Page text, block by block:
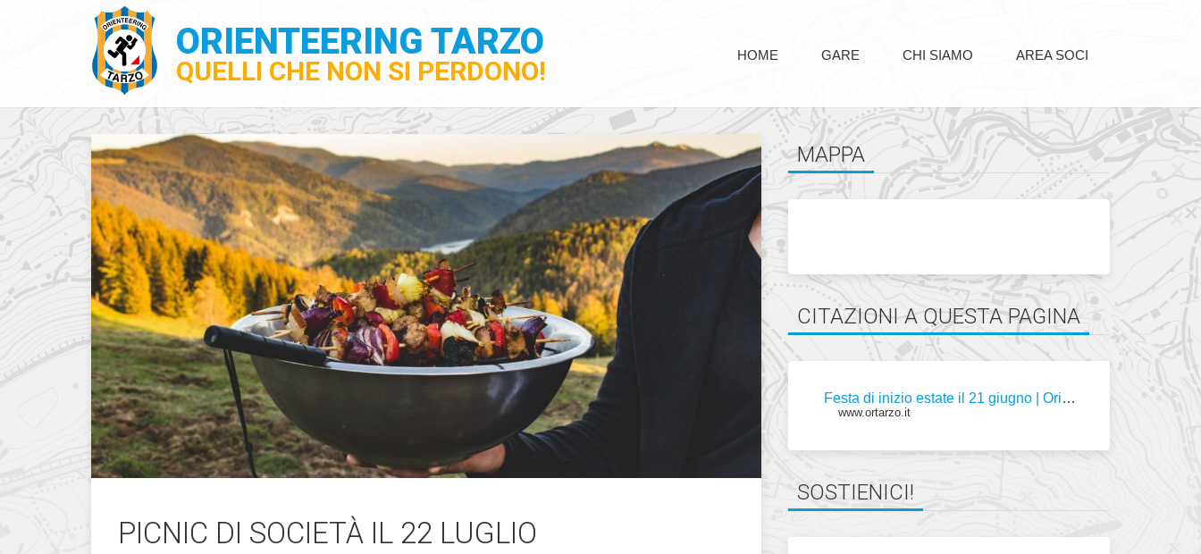
ORIENTEERING TARZO
QUELLI CHE NON SI PERDONO! HOME GARE CHI SIAMO AREA SOCI
PICNIC DI SOCIETÀ IL 22 LUGLIO
MAPPA
CITAZIONI A QUESTA PAGINA
Festa di inizio estate il 21 giugno | Orienteering Tarzo
www.ortarzo.it
SOSTIENICI!